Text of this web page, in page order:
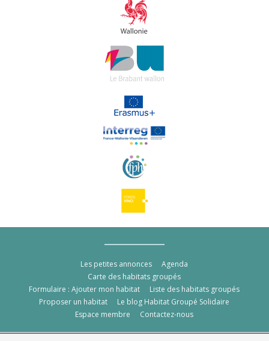
Les petites annonces
Agenda
Carte des habitats groupés
Formulaire : Ajouter mon habitat
Liste des habitats groupés
Proposer un habitat
Le blog Habitat Groupé Solidaire
Espace membre
Contactez-nous